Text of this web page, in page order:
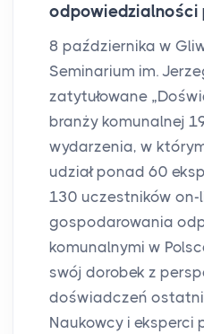
odpowiedzialności
8 października w
Seminarium im.
zatytułowane
branży komunalnej
wydarzenia, w
udział ponad 60
130 uczestników on-
gospodarowania
komunalnymi w
swój dorobek z
doświadczeń
Naukowcy i eksperci